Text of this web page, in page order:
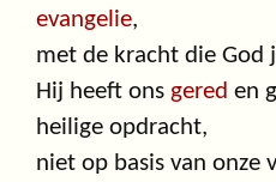
evangelie,
met de kracht die God
Hij heeft ons gered en
heilige opdracht,
niet op basis van onze